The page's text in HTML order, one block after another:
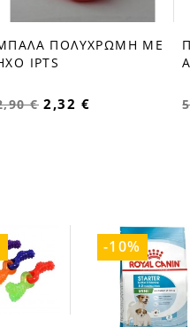
favorite_border ΠΟΛΥΧΡΩΜΗ ΜΕ
IPTS
€ 2,32 €
-10%